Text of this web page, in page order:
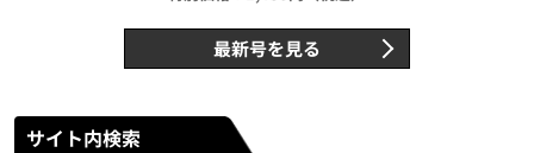
最新号を見る
サイト内検索